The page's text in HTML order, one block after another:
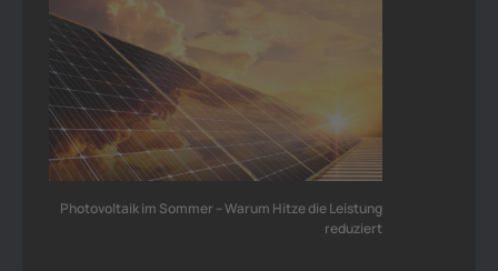
Photovoltaik im Sommer – Warum Hitze die Leistung
reduziert